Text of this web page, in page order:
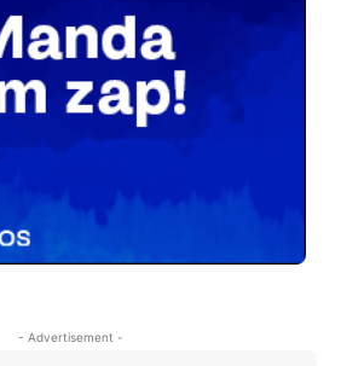
- Advertisement -